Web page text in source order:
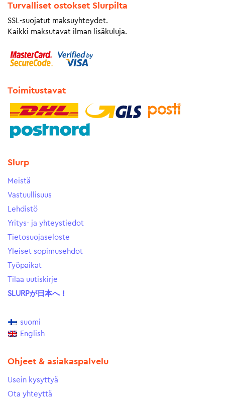
Turvalliset ostokset Slurpilta
SSL-suojatut maksuyhteydet.
Kaikki maksutavat ilman lisäkuluja.
Toimitustavat
Slurp
Meistä
Vastuullisuus
Lehdistö
Yritys- ja yhteystiedot
Tietosuojaseloste
Yleiset sopimusehdot
Työpaikat
Tilaa uutiskirje
SLURPが日本へ！
suomi
English
Ohjeet & asiakaspalvelu
Usein kysyttyä
Ota yhteyttä